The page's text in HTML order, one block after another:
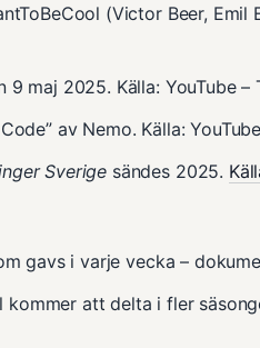
(Victor Beer, Emil
9 maj 2025. Källa: YouTube –
av Nemo. Källa:
Sverige sändes 2025.
gavs i varje vecka –
kommer att delta i fler